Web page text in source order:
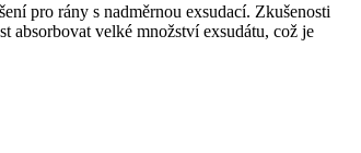
pro rány s nadměrnou exsudací. Zkušenosti
absorbovat velké množství exsudátu, což je